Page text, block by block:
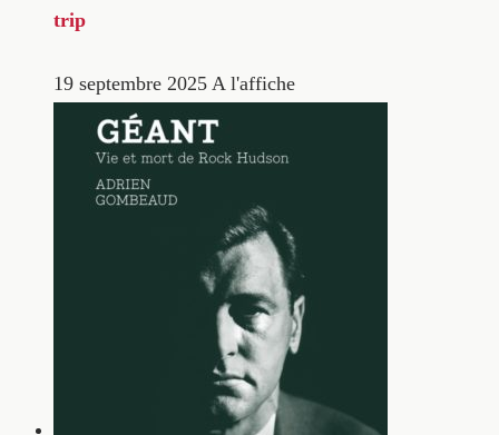
trip
19 septembre 2025 A l'affiche